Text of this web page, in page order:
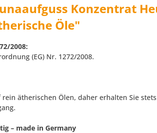
Konzentrat
Öle"
2008:
(EG) Nr. 1272/2008.
rein ätherischen Ölen, daher erhalten Sie
– made in Germany